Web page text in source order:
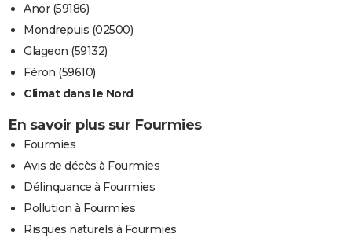
Anor (59186)
Mondrepuis (02500)
Glageon (59132)
Féron (59610)
Climat dans le Nord
En savoir plus sur Fourmies
Fourmies
Avis de décès à Fourmies
Délinquance à Fourmies
Pollution à Fourmies
Risques naturels à Fourmies